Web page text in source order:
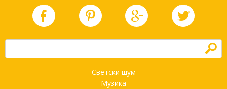
h
Светски шум
Музика